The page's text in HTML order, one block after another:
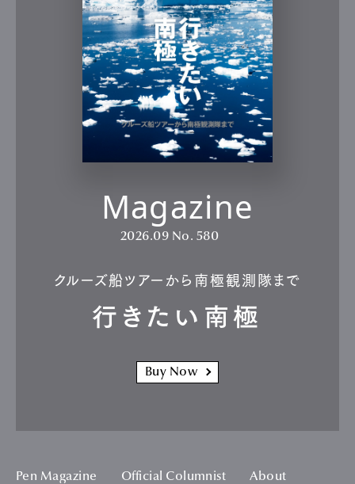
Magazine
2026.09 No. 580
クルーズ船ツアーから南極観測隊まで
行きたい南極
Buy Now
Pen Magazine Official Columnist
About